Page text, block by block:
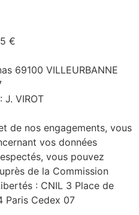
€
69100 VILLEURBANNE
VIROT
de nos engagements, vous
vos données
vous pouvez
de la Commission
: CNIL 3 Place de
Paris Cedex 07